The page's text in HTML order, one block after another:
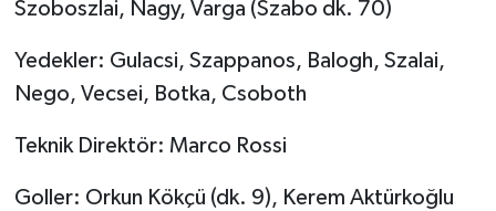
Szoboszlai, Nagy, Varga (Szabo dk. 70)
Yedekler: Gulacsi, Szappanos, Balogh, Szalai,
Nego, Vecsei, Botka, Csoboth
Teknik Direktör: Marco Rossi
Goller: Orkun Kökçü (dk. 9), Kerem Aktürkoğlu